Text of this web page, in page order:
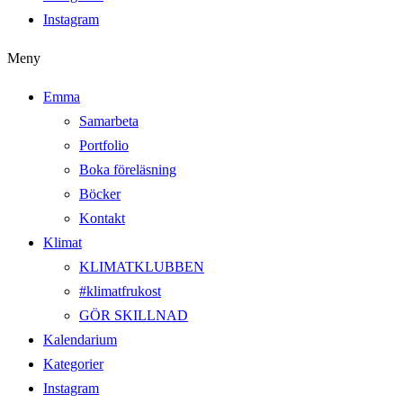
Instagram
Meny
Emma
Samarbeta
Portfolio
Boka föreläsning
Böcker
Kontakt
Klimat
KLIMATKLUBBEN
#klimatfrukost
GÖR SKILLNAD
Kalendarium
Kategorier
Instagram